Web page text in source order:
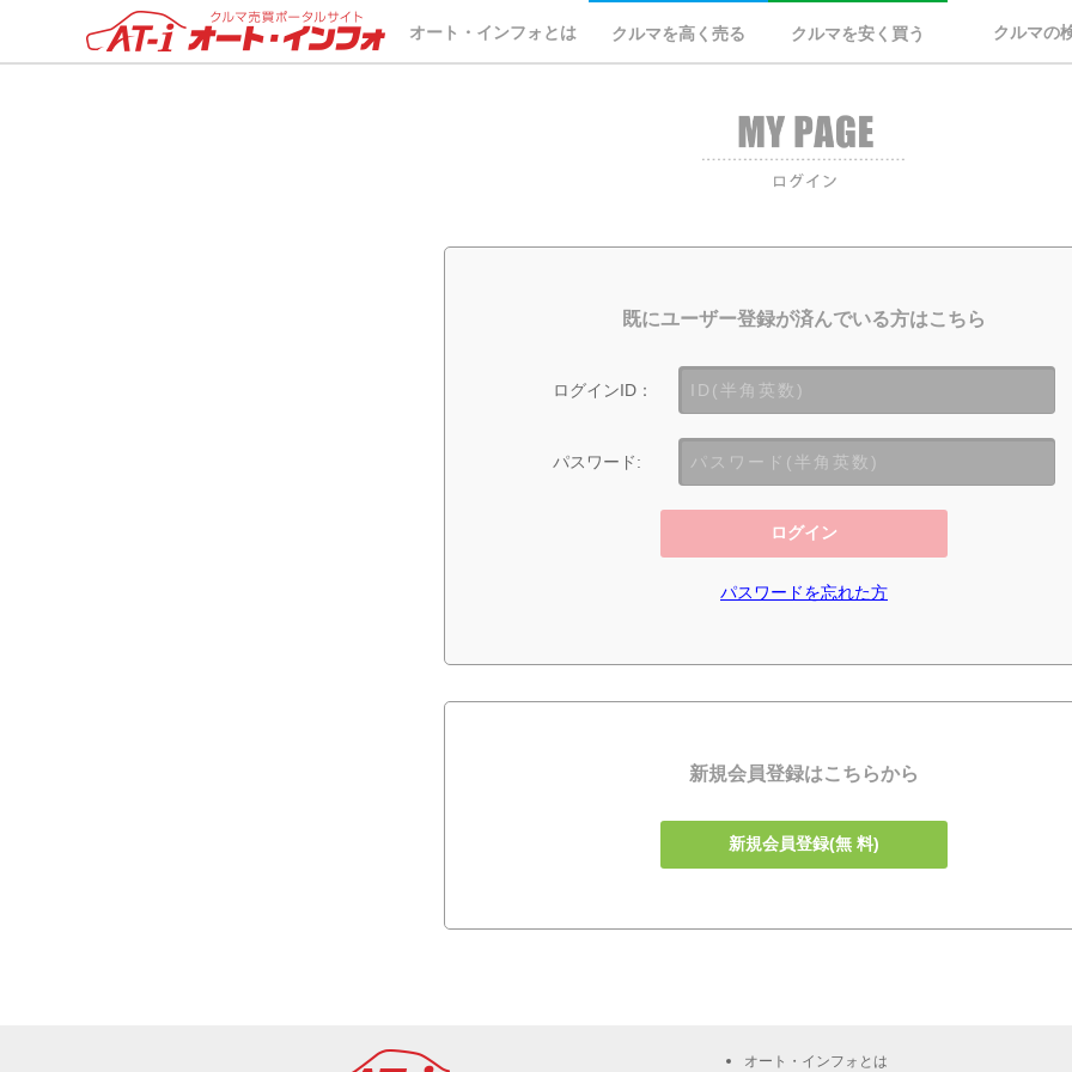
オート・インフォとは クルマを高く売る クルマを安く買う クルマの
既にユーザー登録が済んでいる方はこちら
ログインID：
パスワード:
ログイン
パスワードを忘れた方
新規会員登録はこちらから
新規会員登録(無 料)
オート・インフォとは